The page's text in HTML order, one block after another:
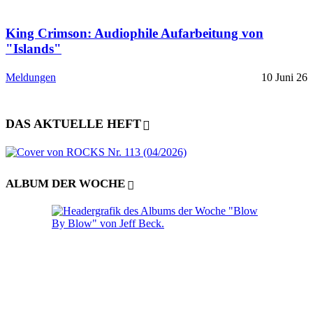
King Crimson: Audiophile Aufarbeitung von
"Islands"
Meldungen 10 Juni 26
DAS AKTUELLE HEFT
ALBUM DER WOCHE